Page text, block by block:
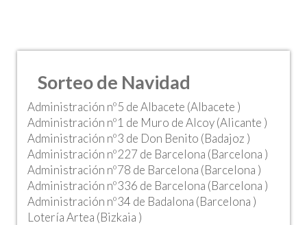
Sorteo de Navidad
Administración nº5 de Albacete (Albacete )
Administración nº1 de Muro de Alcoy (Alicante )
Administración nº3 de Don Benito (Badajoz )
Administración nº227 de Barcelona (Barcelona )
Administración nº78 de Barcelona (Barcelona )
Administración nº336 de Barcelona (Barcelona )
Administración nº34 de Badalona (Barcelona )
Lotería Artea (Bizkaia )